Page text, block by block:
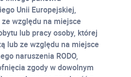
Unii Europejskiej,
ze względu na miejsce
lub pracy osoby, której
lub ze względu na miejsce
naruszenia RODO,
zgody w dowolnym